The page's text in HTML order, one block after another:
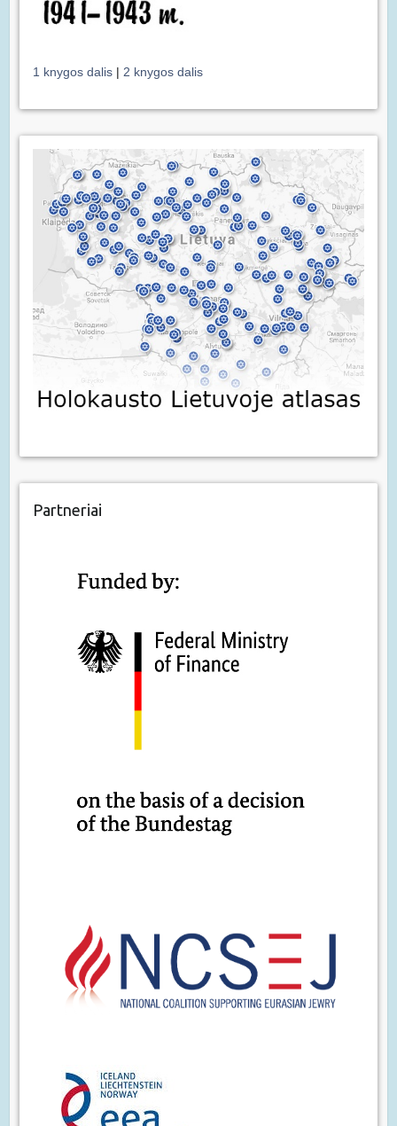
1 knygos dalis | 2 knygos dalis
Partneriai